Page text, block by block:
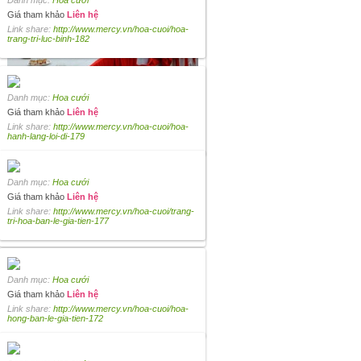
Danh mục: Hoa cưới
Giá tham khảo Liên hệ
Link share: http://www.mercy.vn/hoa-cuoi/trang-
tri-ban-tiec-theo-tong-mau-do-185
Giá tham khảo Liên hệ
Link share: http://www.mercy.vn/hoa-cuoi/hoa-
trang-tri-luc-binh-182
Danh mục: Hoa cưới
Giá tham khảo Liên hệ
Link share: http://www.mercy.vn/hoa-cuoi/hoa-
hanh-lang-loi-di-179
Danh mục: Hoa cưới
Giá tham khảo Liên hệ
Link share: http://www.mercy.vn/hoa-cuoi/trang-
tri-hoa-ban-le-gia-tien-177
Danh mục: Hoa cưới
Giá tham khảo Liên hệ
Link share: http://www.mercy.vn/hoa-cuoi/hoa-
hong-ban-le-gia-tien-172